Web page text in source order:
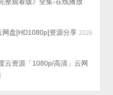
网盘[HD1080p]资源分享 2026
云资源「1080p/高清」云网